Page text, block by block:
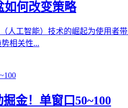
何改变策略
人工智能）技术的崛起为使用
相关性...
金！单窗口50~100